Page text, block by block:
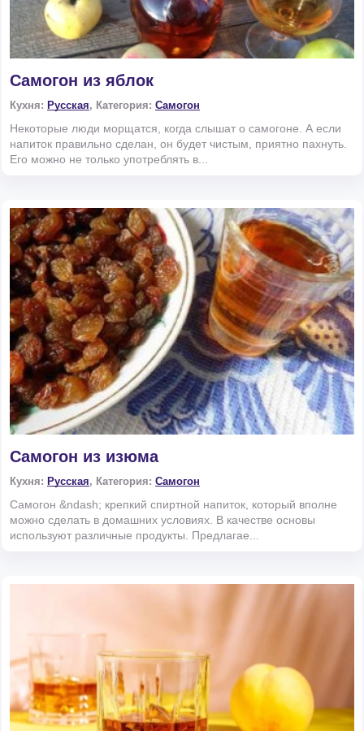
Самогон из яблок
Кухня: Русская, Категория: Самогон
Некоторые люди морщатся, когда слышат о самогоне. А если
напиток правильно сделан, он будет чистым, приятно пахнуть.
Его можно не только употреблять в...
Самогон из изюма
Кухня: Русская, Категория: Самогон
Самогон &ndash; крепкий спиртной напиток, который вполне
можно сделать в домашних условиях. В качестве основы
используют различные продукты. Предлагае...